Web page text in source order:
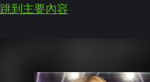
跳到主要內容